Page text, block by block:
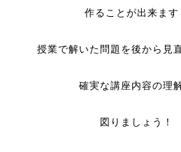
作ることが出来ます
授業で解いた問題を後から見
確実な講座内容の理
図りましょう！